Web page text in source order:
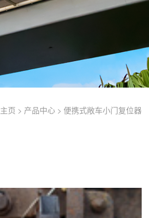
主页 > 产品中心 > 便携式敞车小门复位器